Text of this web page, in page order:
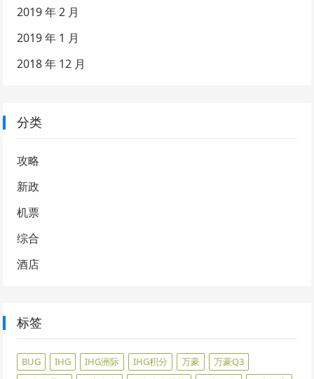
2019 年 2 月
2019 年 1 月
2018 年 12 月
分类
攻略
新政
机票
综合
酒店
标签
BUG IHG IHG洲际 IHG积分 万豪
万豪Q3